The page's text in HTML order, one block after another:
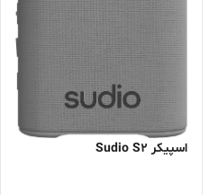
اسپیکر Sudio S2